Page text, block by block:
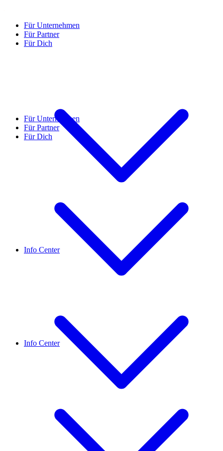
Für Unternehmen
Für Partner
Für Dich
Info Center
Für Unternehmen
Für Partner
Für Dich
Info Center